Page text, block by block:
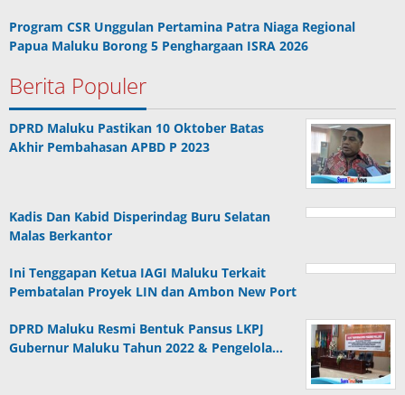
Program CSR Unggulan Pertamina Patra Niaga Regional
Papua Maluku Borong 5 Penghargaan ISRA 2026
Berita Populer
DPRD Maluku Pastikan 10 Oktober Batas
Akhir Pembahasan APBD P 2023
Kadis Dan Kabid Disperindag Buru Selatan
Malas Berkantor
Ini Tenggapan Ketua IAGI Maluku Terkait
Pembatalan Proyek LIN dan Ambon New Port
DPRD Maluku Resmi Bentuk Pansus LKPJ
Gubernur Maluku Tahun 2022 & Pengelola…